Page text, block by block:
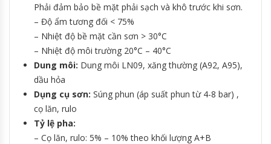
Phải đảm bảo bề mặt phải sạch và khô trước khi sơn.
– Độ ẩm tương đối < 75%
– Nhiệt độ bề mặt cần sơn > 30°C
– Nhiệt độ môi trường 20°C – 40°C
Dung môi: Dung môi LN09, xăng thường (A92, A95),
dầu hỏa
Dụng cụ sơn: Súng phun (áp suất phun từ 4-8 bar) ,
cọ lăn, rulo
Tỷ lệ pha:
– Cọ lăn, rulo: 5% – 10% theo khối lượng A+B